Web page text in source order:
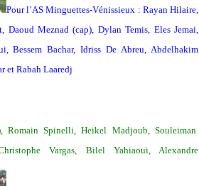
Pour l’AS Minguettes-Vénissieux : Rayan Hilaire,
Meznad (cap), Dylan Temis, Eles Jemai,
Bessem Bachar, Idriss De Abreu, Abdelhakim
et Rabah Laaredj
Romain Spinelli, Heikel Madjoub, Souleiman
Vargas, Bilel Yahiaoui, Alexandre